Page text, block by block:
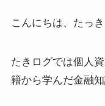
こんにちは、たっき
たきログでは個人
籍から学んだ金融